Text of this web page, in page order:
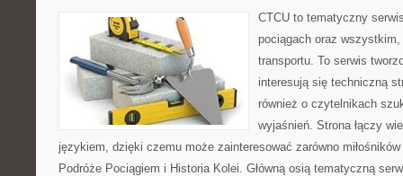
CTCU to tematyczny
pociągach oraz
transportu. To serwis
interesują się techniczną
również o czytelnikach
wyjaśnień. Strona łączy
językiem, dzięki czemu może zainteresować zarówno
Podróże Pociągiem i Historia Kolei. Główną osią tematyczną